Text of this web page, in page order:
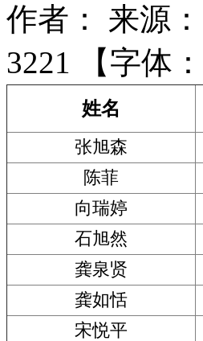
作者： 来源：
3221 【字体：
姓名
张旭森
陈菲
向瑞婷
石旭然
龚泉贤
龚如恬
宋悦平